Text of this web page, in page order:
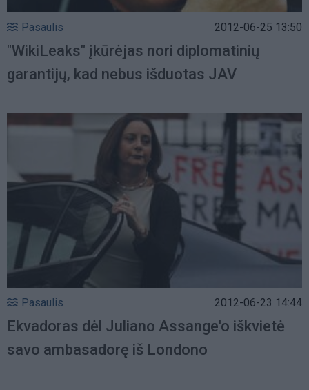
Pasaulis 2012-06-25 13:50
"WikiLeaks" įkūrėjas nori diplomatinių
garantijų, kad nebus išduotas JAV
Pasaulis 2012-06-23 14:44
Ekvadoras dėl Juliano Assange'o iškvietė
savo ambasadorę iš Londono